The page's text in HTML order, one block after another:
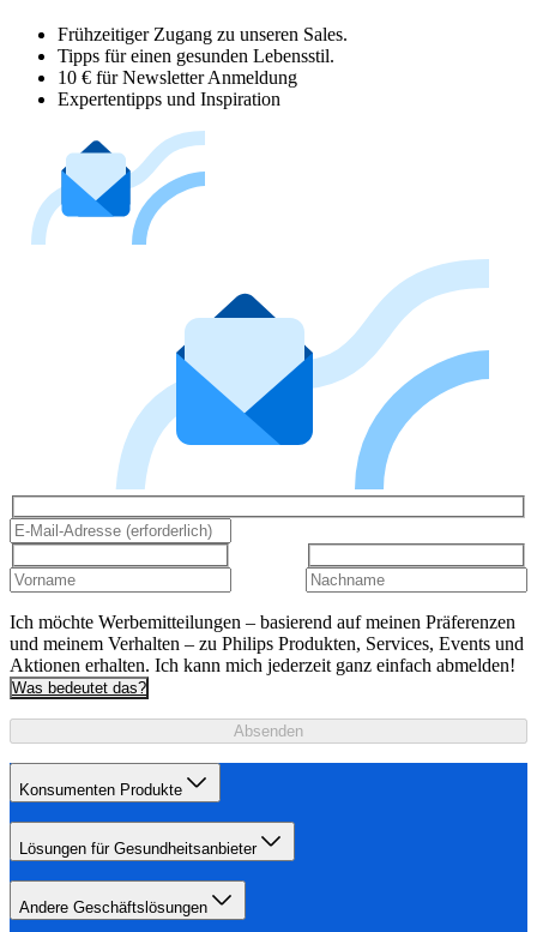
Frühzeitiger Zugang zu unseren Sales.
Tipps für einen gesunden Lebensstil.
10 € für Newsletter Anmeldung
Expertentipps und Inspiration
Ich möchte Werbemitteilungen – basierend auf meinen Präferenzen
und meinem Verhalten – zu Philips Produkten, Services, Events und
Aktionen erhalten. Ich kann mich jederzeit ganz einfach abmelden!
Was bedeutet das?
Absenden
Konsumenten Produkte
Lösungen für Gesundheitsanbieter
Andere Geschäftslösungen